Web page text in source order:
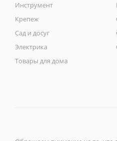
Инструмент
Крепеж
Сад и досуг
Электрика
Товары для дома